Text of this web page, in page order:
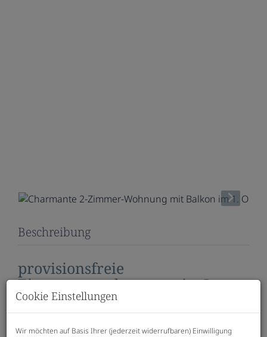
Beschreibung
provisionsfreie
Eigentumswohnungen in Graz –
Erstbezug, mit Balkon, Loggia
oder Terrasse
Cookie Einstellungen
Wir möchten auf Basis Ihrer (jederzeit widerrufbaren) Einwilligung